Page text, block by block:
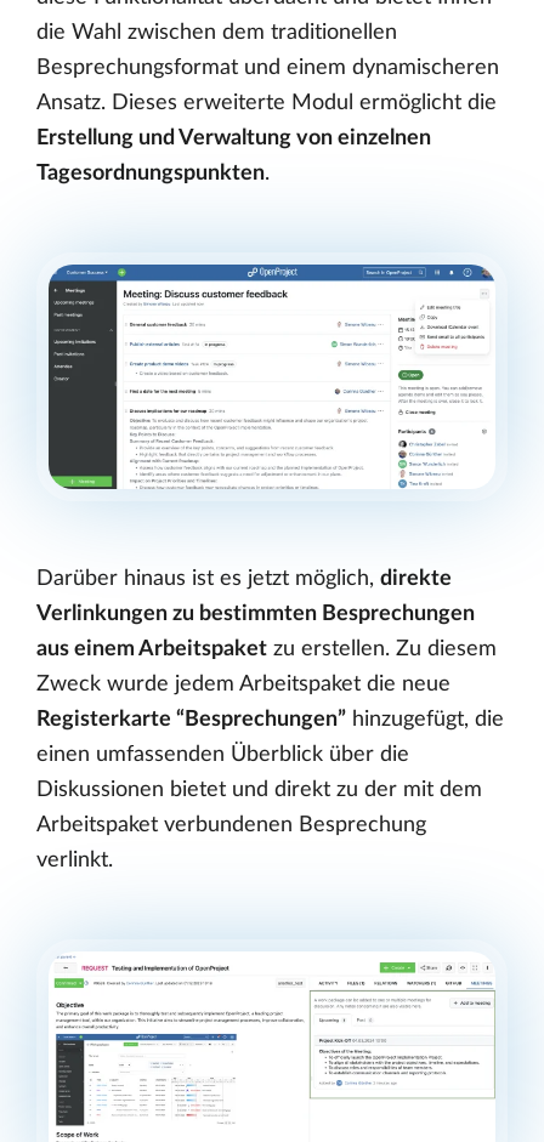
die Wahl zwischen dem traditionellen
Besprechungsformat und einem dynamischeren
Ansatz. Dieses erweiterte Modul ermöglicht die
Erstellung und Verwaltung von einzelnen
Tagesordnungspunkten.
Darüber hinaus ist es jetzt möglich, direkte
Verlinkungen zu bestimmten Besprechungen
aus einem Arbeitspaket zu erstellen. Zu diesem
Zweck wurde jedem Arbeitspaket die neue
Registerkarte “Besprechungen” hinzugefügt, die
einen umfassenden Überblick über die
Diskussionen bietet und direkt zu der mit dem
Arbeitspaket verbundenen Besprechung
verlinkt.